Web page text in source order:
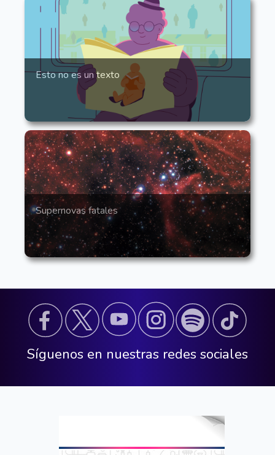
Esto no es un texto
Supernovas fatales
Síguenos en nuestras redes sociales